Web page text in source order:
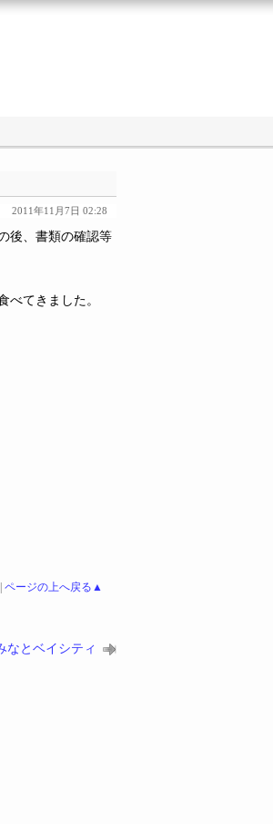
2011年11月7日 02:28
後、書類の確認等
べてきました。
ページの上へ戻る▲
なとベイシティ